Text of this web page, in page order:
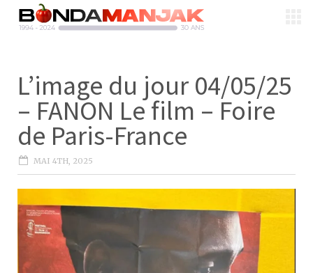
L’image du jour 04/05/25
– FANON Le film – Foire
de Paris-France
MAI 4TH, 2025